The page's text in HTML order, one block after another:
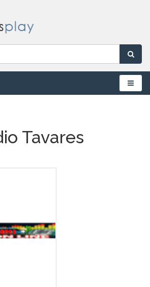
Menú
Tavares